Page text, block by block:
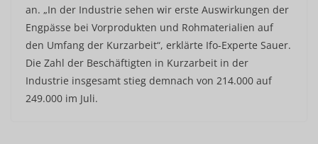
an. „In der Industrie sehen wir erste Auswirkungen der
Engpässe bei Vorprodukten und Rohmaterialien auf
den Umfang der Kurzarbeit“, erklärte Ifo-Experte Sauer.
Die Zahl der Beschäftigten in Kurzarbeit in der
Industrie insgesamt stieg demnach von 214.000 auf
249.000 im Juli.